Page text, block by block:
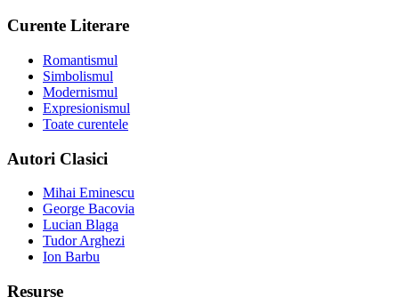
Curente Literare
Romantismul
Simbolismul
Modernismul
Expresionismul
Toate curentele
Autori Clasici
Mihai Eminescu
George Bacovia
Lucian Blaga
Tudor Arghezi
Ion Barbu
Resurse